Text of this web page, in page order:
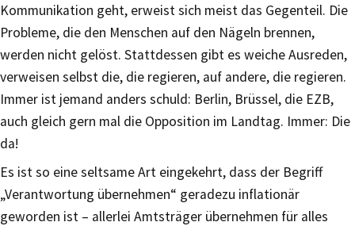
Kommunikation geht, erweist sich meist das Gegenteil. Die
Probleme, die den Menschen auf den Nägeln brennen,
werden nicht gelöst. Stattdessen gibt es weiche Ausreden,
verweisen selbst die, die regieren, auf andere, die regieren.
Immer ist jemand anders schuld: Berlin, Brüssel, die EZB,
auch gleich gern mal die Opposition im Landtag. Immer: Die
da!
Es ist so eine seltsame Art eingekehrt, dass der Begriff
„Verantwortung übernehmen“ geradezu inflationär
geworden ist – allerlei Amtsträger übernehmen für alles